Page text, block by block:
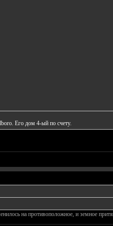
Его дом 4-ый по счету.
на противоположное, и земное